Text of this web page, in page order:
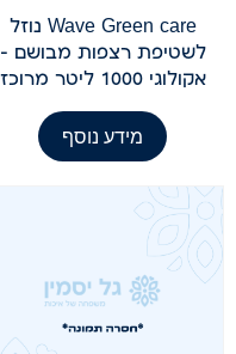
Wave Green care נוזל
לשטיפת רצפות מבושם –
אקולוגי 1000 ליטר מרוכז
מידע נוסף